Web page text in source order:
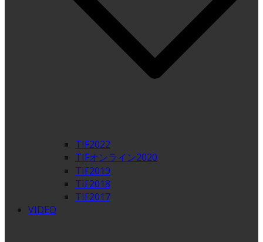
TIF2022
TIFオンライン2020
TIF2019
TIF2018
TIF2017
VIDEO